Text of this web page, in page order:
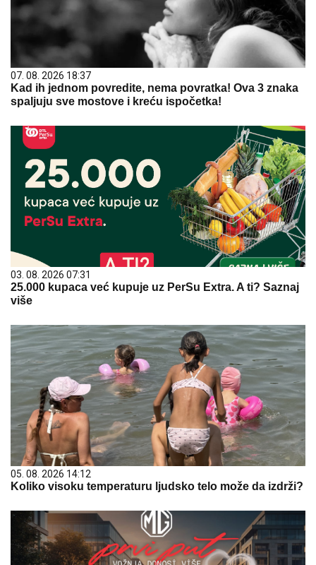
07. 08. 2026 18:37
Kad ih jednom povredite, nema povratka! Ova 3 znaka
spaljuju sve mostove i kreću ispočetka!
03. 08. 2026 07:31
25.000 kupaca već kupuje uz PerSu Extra. A ti? Saznaj
više
05. 08. 2026 14:12
Koliko visoku temperaturu ljudsko telo može da izdrži?